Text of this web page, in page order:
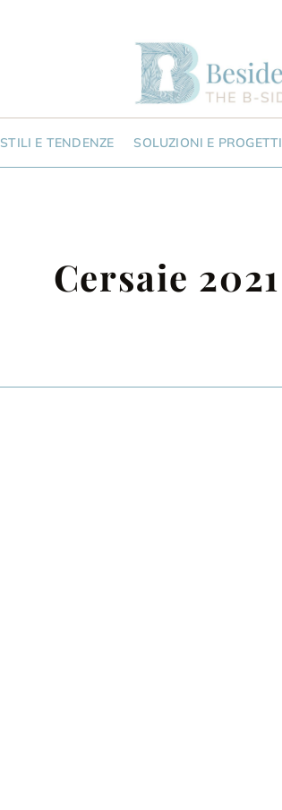
STILI E TENDENZE SOLUZIONI E PROGETTI
Cersaie 2021